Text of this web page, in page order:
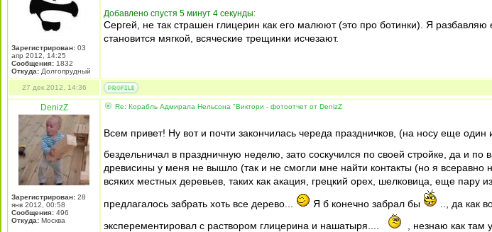
Зарегистрирован: 03
апр 2012, 14:25
Сообщения: 1832
Откуда: Долгопрудный
Добавлено спустя 5 минут 4 секунды:
Сергей, не так страшен глицерин как его малюют (это про ботинки). Я
становится мягкой, всяческие трещинки исчезают.
27 дек 2012, 14:36
DenizZ
Зарегистрирован: 28
янв 2012, 00:58
Сообщения: 496
Откуда: Москва
Re: Корабль Адмирала Нельсона "Виктори - фотоотчет от DenizZ
Всем привет! Ну вот и почти закончилась череда праздничков, (на носу еще
бездельничал в праздничную неделю, зато соскучился по своей стройке, да и по
древисины у меня не вышло (так и не смогли мне найти контакты (но я
всяких местных деревьев, таких как акация, грецкий орех, шелковица, еще
предлагалось забрать хоть все дерево...
Я б конечно забрал бы
.., да как
эксперементировал с раствором глицерина и нашатыря....
, незнаю как там